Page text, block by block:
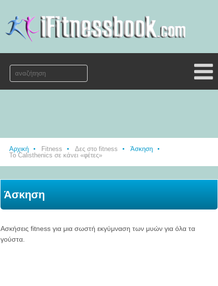
Αρχική Fitness Δες στο fitness
Άσκηση
Το Calisthenics σε κάνει «φέτες»
Άσκηση
Ασκήσεις fitness για μια σωστή εκγύμναση των μυών για όλα τα
γούστα.